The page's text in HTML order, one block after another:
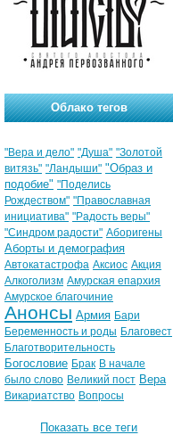
Облако тегов
"Вера и дело" "Душа" "Золотой
витязь" "Ландыши" "Образ и
подобие" "Поделись
Рождеством" "Православная
инициатива" "Радость веры"
"Синдром радости" Аборигены
Аборты и демография
Автокатастрофа Аксиос Акция
Алкоголизм Амурская епархия
Амурское благочиние
Анонсы Армия Бари
Беременность и роды Благовест
Благотворительность
Богословие Брак В начале
было слово Великий пост Вера
Викариатство Вопросы
Показать все теги